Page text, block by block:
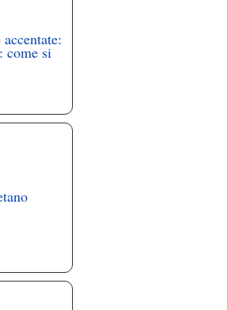
come si